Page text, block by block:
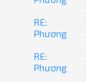
RE:
Phương
RE:
Phương